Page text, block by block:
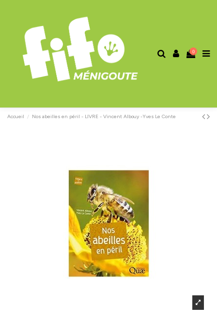
0
Accueil Nos abeilles en péril - LIVRE - Vincent Albouy -Yves Le Conte